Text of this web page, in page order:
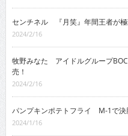
センチネル 『月笑』年間王者が極
2024/2/16
牧野みなた アイドルグループ
売！
2024/2/16
パンプキンポテトフライ M-1で決
2024/1/16